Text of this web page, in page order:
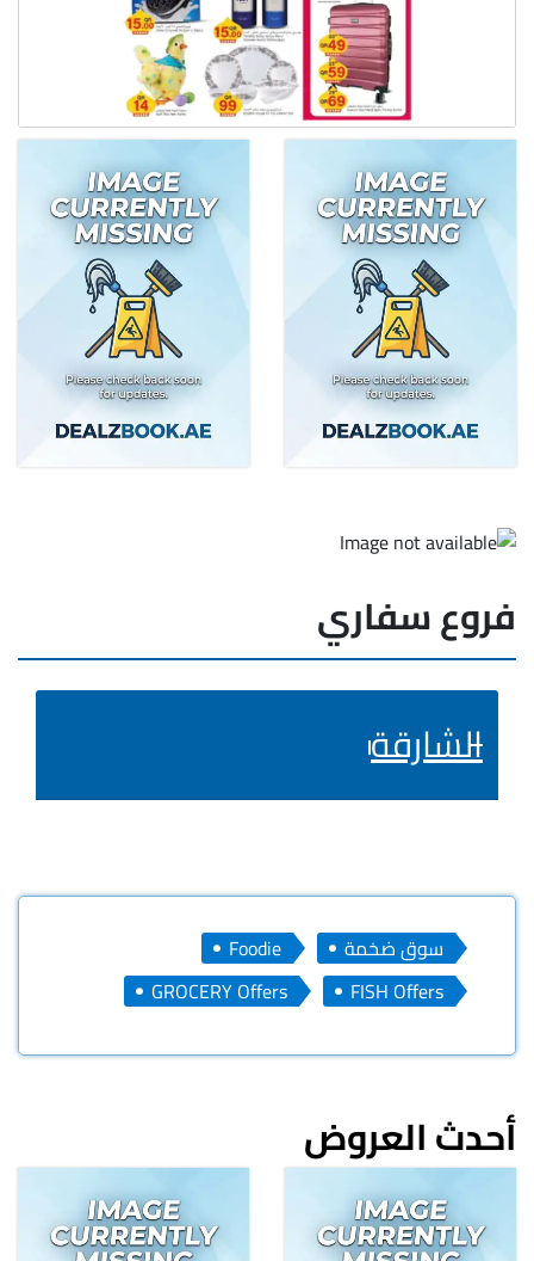
فروع سفاري
الشارقة
سوق ضخمة
Foodie
FISH Offers
GROCERY Offers
أحدث العروض